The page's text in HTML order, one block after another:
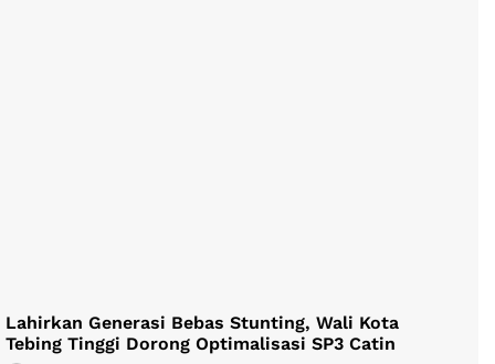
Lahirkan Generasi Bebas Stunting, Wali Kota
Tebing Tinggi Dorong Optimalisasi SP3 Catin